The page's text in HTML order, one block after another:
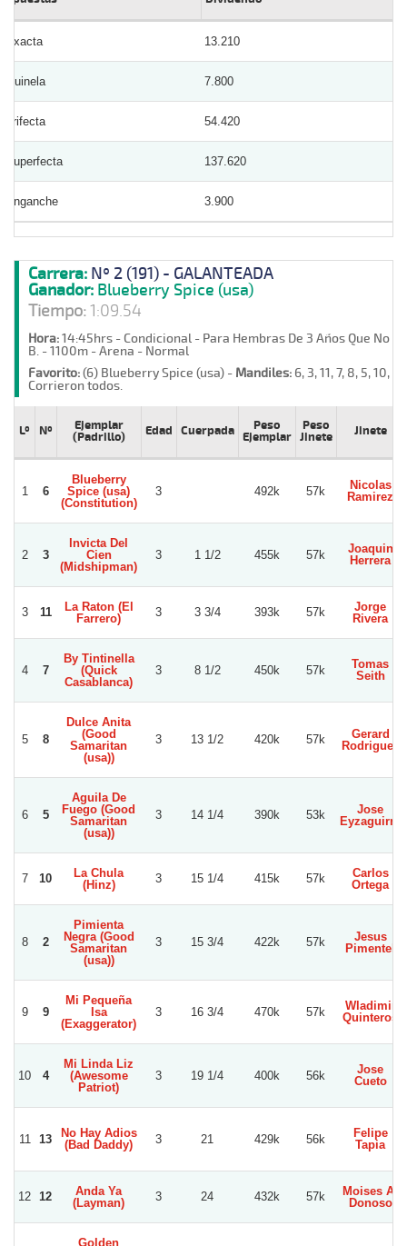
Exacta 13.210
Quinela 7.800
Trifecta 54.420
Superfecta 137.620
Enganche 3.900
Carrera: Nº 2 (191) - GALANTEADA
Ganador: Blueberry Spice (usa)
Tiempo:1:09.54
Hora:14:45hrs - Condicional - Para Hembras De 3 Años Que No
B. - 1100m - Arena - Normal
Favorito:(6) Blueberry Spice (usa) - Mandiles: 6, 3, 11, 7, 8, 5, 10,
Corrieron todos.
Lº Nº
Ejemplar
(Padrillo)
Edad Cuerpada
Peso
Ejemplar
Peso
Jinete
Jinete
1 6
Blueberry
Spice (usa)
(Constitution)
3 492k 57k
Nicolas
Ramirez
2 3
Invicta Del
Cien
(Midshipman)
3 1 1/2 455k 57k
Joaquin
Herrera
3 11
La Raton (El
Farrero)
3 3 3/4 393k 57k
Jorge
Rivera
4 7
By Tintinella
(Quick
Casablanca)
3 8 1/2 450k 57k
Tomas
Seith
5 8
Dulce Anita
(Good
Samaritan
(usa))
3 13 1/2 420k 57k
Gerard
Rodriguez
6 5
Aguila De
Fuego (Good
Samaritan
(usa))
3 14 1/4 390k 53k
Jose
Eyzaguirre
7 10
La Chula
(Hinz)
3 15 1/4 415k 57k
Carlos
Ortega
8 2
Pimienta
Negra (Good
Samaritan
(usa))
3 15 3/4 422k 57k
Jesus
Pimentel
9 9
Mi Pequeña
Isa
(Exaggerator)
3 16 3/4 470k 57k
Wladimir
Quinteros
10 4
Mi Linda Liz
(Awesome
Patriot)
3 19 1/4 400k 56k
Jose
Cueto
11 13
No Hay Adios
(Bad Daddy)
3 21 429k 56k
Felipe
Tapia
12 12
Anda Ya
(Layman)
3 24 432k 57k
Moises A.
Donoso
Golden